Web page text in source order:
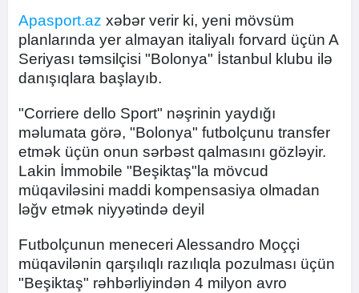
Apasport.az xəbər verir ki, yeni mövsüm
planlarında yer almayan italiyalı forvard üçün A
Seriyası təmsilçisi "Bolonya" İstanbul klubu ilə
danışıqlara başlayıb.
"Corriere dello Sport" nəşrinin yaydığı
məlumata görə, "Bolonya" futbolçunu transfer
etmək üçün onun sərbəst qalmasını gözləyir.
Lakin İmmobile "Beşiktaş"la mövcud
müqaviləsini maddi kompensasiya olmadan
ləğv etmək niyyətində deyil
Futbolçunun meneceri Alessandro Moççi
müqavilənin qarşılıqlı razılıqla pozulması üçün
"Beşiktaş" rəhbərliyindən 4 milyon avro